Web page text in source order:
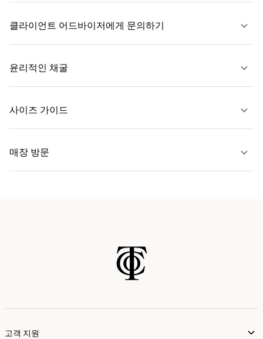
자세히 보기
클라이언트 어드바이저에게 문의하기
윤리적인 채굴
사이즈 가이드
자세히 보기
매장 방문
고객 지원